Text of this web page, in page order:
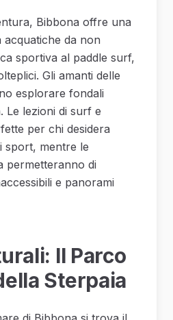
Bibbona offre una
acquatiche da non
sportiva al paddle surf,
Gli amanti delle
esplorare fondali
Le lezioni di surf e
per chi desidera
sport, mentre le
permetteranno di
e panorami
Il Parco
Sterpaia